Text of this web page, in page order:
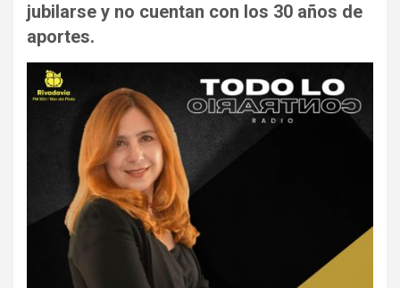
jubilarse y no cuentan con los 30 años de
aportes.